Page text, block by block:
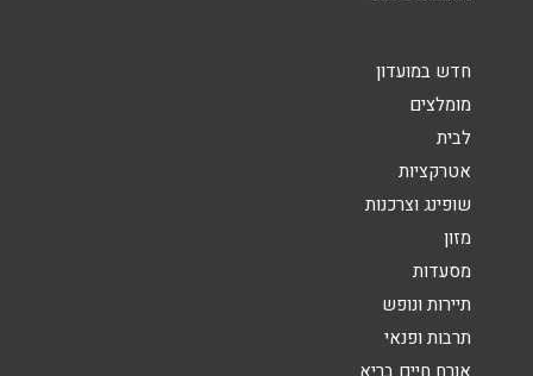
הודעה*
חדש במועדון
מומלצים
לבית
אטרקציות
שופינג וצרכנות
מזון
מסעדות
תיירות ונופש
תרבות ופנאי
אורח חיים בריא